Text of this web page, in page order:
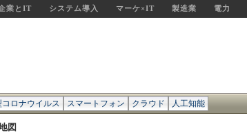
業とIT システム導入 マーケ×IT 製造業 電力
コロナウイルス スマートフォン クラウド 人工知能
図